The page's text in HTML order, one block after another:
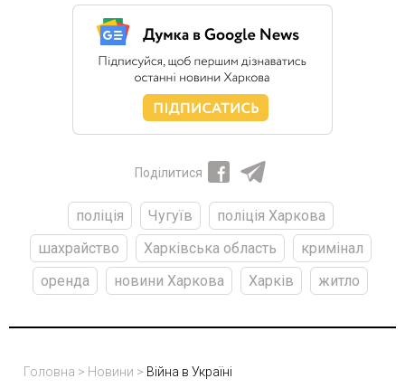
Поділитися
поліція Чугуїв
поліція Харкова
шахрайство
Харківська область
кримінал
оренда
новини Харкова Харків житло
Головна > Новини > Війна в Україні